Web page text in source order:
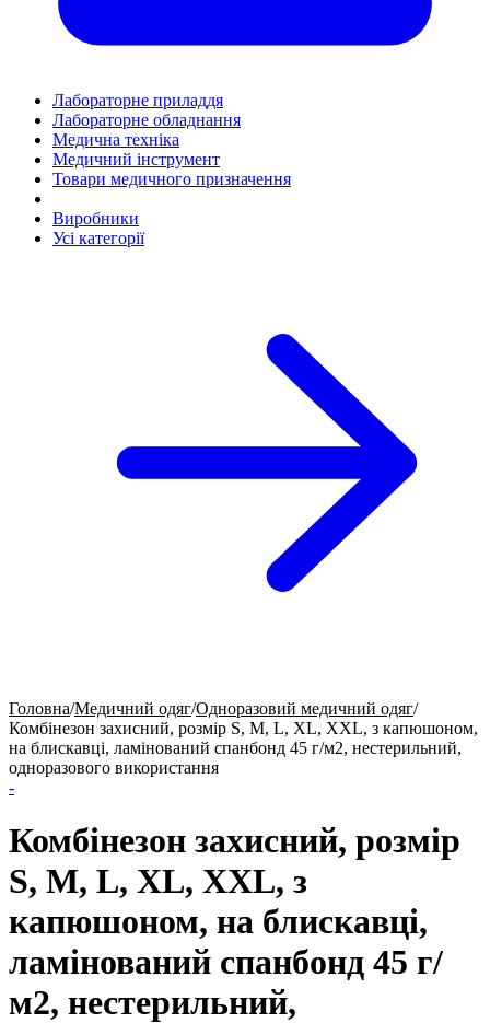
Лабораторне приладдя
Лабораторне обладнання
Медична техніка
Медичний інструмент
Товари медичного призначення
Виробники
Усі категорії
Головна/Медичний одяг/Одноразовий медичний одяг/
Комбінезон захисний, розмір S, M, L, XL, XXL, з капюшоном,
на блискавці, ламінований спанбонд 45 г/м2, нестерильний,
одноразового використання
-
Комбінезон захисний, розмір
S, M, L, XL, XXL, з
капюшоном, на блискавці,
ламінований спанбонд 45 г/
м2, нестерильний,